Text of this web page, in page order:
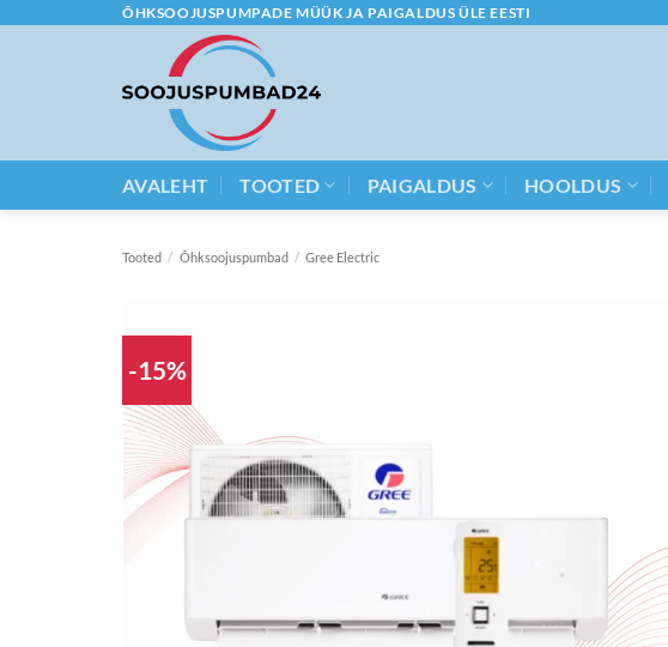
ÕHKSOOJUSPUMPADE MÜÜK JA PAIGALDUS ÜLE EESTI
AVALEHT TOOTED PAIGALDUS HOOLDUS
Tooted / Õhksoojuspumbad / Gree Electric
-15%